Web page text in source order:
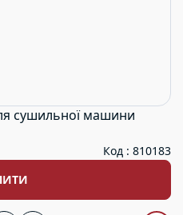
сушильної машини
Код : 810183